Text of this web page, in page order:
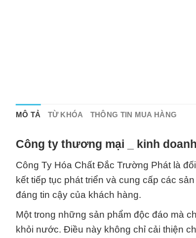
MÔ TẢ TỪ KHÓA THÔNG TIN MUA HÀNG
Công ty thương mại _ kinh
Công Ty Hóa Chất Đắc Trường Phát là
kết tiếp tục phát triển và cung cấp các
đáng tin cậy của khách hàng.
Một trong những sản phẩm độc đáo mà
khỏi nước. Điều này không chỉ cải thiện